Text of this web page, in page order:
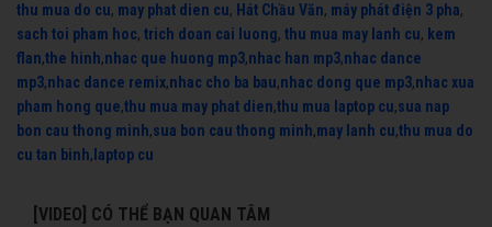
thu mua do cu, may phat dien cu, Hát Chầu Văn, máy phát điện 3 pha,
sach toi pham hoc, trich doan cai luong, thu mua may lanh cu, kem
flan,the hinh,nhac que huong mp3,nhac han mp3,nhac dance
mp3,nhac dance remix,nhac cho ba bau,nhac dong que mp3,nhac xua
pham hong que,thu mua may phat dien,thu mua laptop cu,sua nap
bon cau thong minh,sua bon cau thong minh,may lanh cu,thu mua do
cu tan binh, laptop cu
[VIDEO] CÓ THỂ BẠN QUAN TÂM